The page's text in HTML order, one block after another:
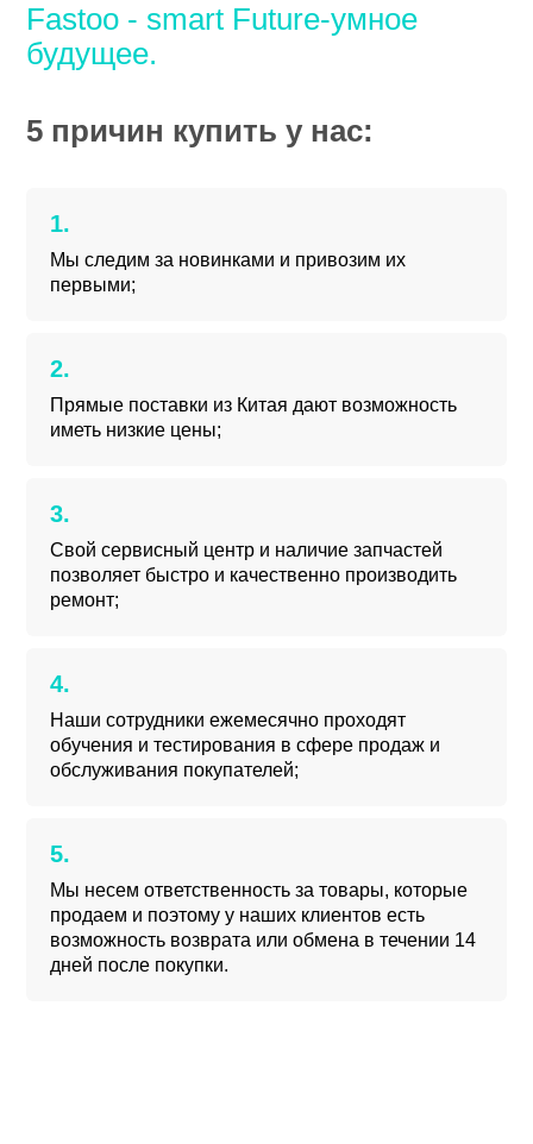
Fastoo - smart Future-умное
будущее.
5 причин купить у нас:
Мы следим за новинками и привозим их
первыми;
Прямые поставки из Китая дают возможность
иметь низкие цены;
Свой сервисный центр и наличие запчастей
позволяет быстро и качественно производить
ремонт;
Наши сотрудники ежемесячно проходят
обучения и тестирования в сфере продаж и
обслуживания покупателей;
Мы несем ответственность за товары, которые
продаем и поэтому у наших клиентов есть
возможность возврата или обмена в течении 14
дней после покупки.